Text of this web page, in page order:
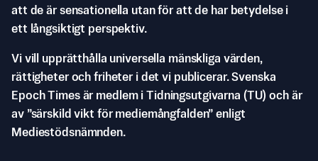
att de är sensationella utan för att de har betydelse i
ett långsiktigt perspektiv.
Vi vill upprätthålla universella mänskliga värden,
rättigheter och friheter i det vi publicerar. Svenska
Epoch Times är medlem i Tidningsutgivarna (TU) och är
av ”särskild vikt för mediemångfalden” enligt
Mediestödsnämnden.